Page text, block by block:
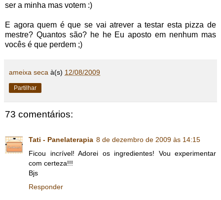
ser a minha mas votem :)
E agora quem é que se vai atrever a testar esta pizza de
mestre? Quantos são? he he Eu aposto em nenhum mas
vocês é que perdem ;)
ameixa seca à(s) 12/08/2009
Partilhar
73 comentários:
Tati - Panelaterapia 8 de dezembro de 2009 às 14:15
Ficou incrível! Adorei os ingredientes! Vou experimentar
com certeza!!!
Bjs
Responder